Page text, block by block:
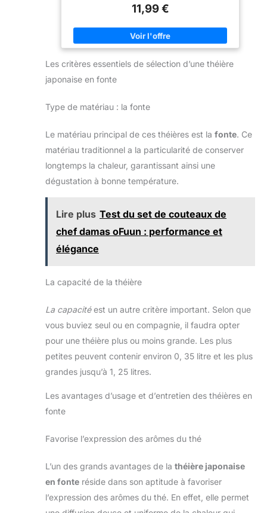
l’oxydation et préserve ses qualités naturelles.
GOÛT FRAIS & ÉQUILIBRÉ : Son infusion révèle une
légèrement iodé, avec une amertume adoucie. Un thé
rafraîchissant et raffiné, idéal au quotidien.
ALLIÉ
Sencha est reconnu pour renforcer l’organisme,
toxines. Il accompagne vitalité et équilibre dans le
PREMIUM & CERTIFIÉ BIO : Originaire de Chine et
conditionné en France, notre Sencha est 100% naturel,
FORMAT & PRÉPARATION : Sachets de 200 g
(≈100 tasses) ou 1 kg (≈500 tasses). Infusion : 12–15
g/L, 2 à 3 minutes à 70–80 °C selon l’intensité
11,99 €
Les critères essentiels de sélection d’une théière
japonaise en fonte
Type de matériau : la fonte
Le matériau principal de ces théières est la fonte. Ce
matériau traditionnel a la particularité de conserver
longtemps la chaleur, garantissant ainsi une
dégustation à bonne température.
Lire plus Test du set de couteaux de
chef damas oFuun : performance et
élégance
La capacité de la théière
La capacitéest un autre critère important. Selon que
vous buviez seul ou en compagnie, il faudra opter
pour une théière plus ou moins grande. Les plus
petites peuvent contenir environ 0, 35 litre et les plus
grandes jusqu’à 1, 25 litres.
Les avantages d’usage et d’entretien des théières en
fonte
Favorise l’expression des arômes du thé
L’un des grands avantages de la théière japonaise
en fonte réside dans son aptitude à favoriser
l’expression des arômes du thé. En effet, elle permet